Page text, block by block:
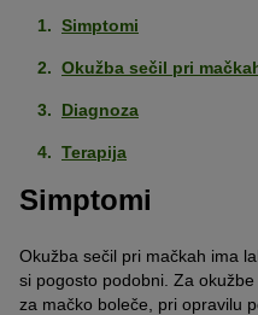
Simptomi
Okužba sečil pri
Diagnoza
Terapija
Simptomi
Okužba sečil pri mačkah ima
si pogosto podobni. Za
za mačko boleče, pri opravilu